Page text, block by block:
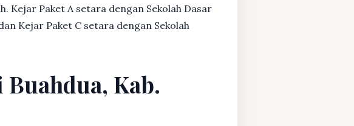
Kejar Paket A setara dengan Sekolah Dasar
Kejar Paket C setara dengan Sekolah
Buahdua, Kab.